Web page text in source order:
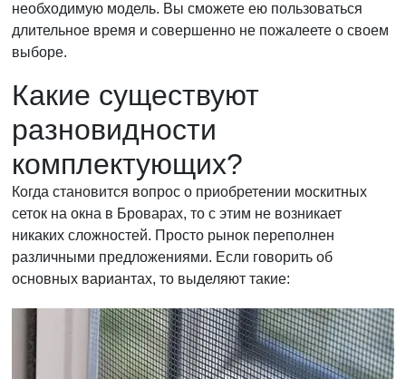
необходимую модель. Вы сможете ею пользоваться
длительное время и совершенно не пожалеете о своем
выборе.
Какие существуют
разновидности
комплектующих?
Когда становится вопрос о приобретении москитных
сеток на окна в Броварах, то с этим не возникает
никаких сложностей. Просто рынок переполнен
различными предложениями. Если говорить об
основных вариантах, то выделяют такие: